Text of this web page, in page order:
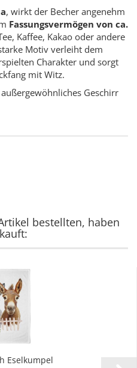
, wirkt der Becher angenehm
Fassungsvermögen von ca.
Kaffee, Kakao oder andere
Motiv verleiht dem
Charakter und sorgt
mit Witz.
Geschirr
bestellten, haben
Eselkumpel